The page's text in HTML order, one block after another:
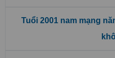
Tuổi 2001 nam mạng